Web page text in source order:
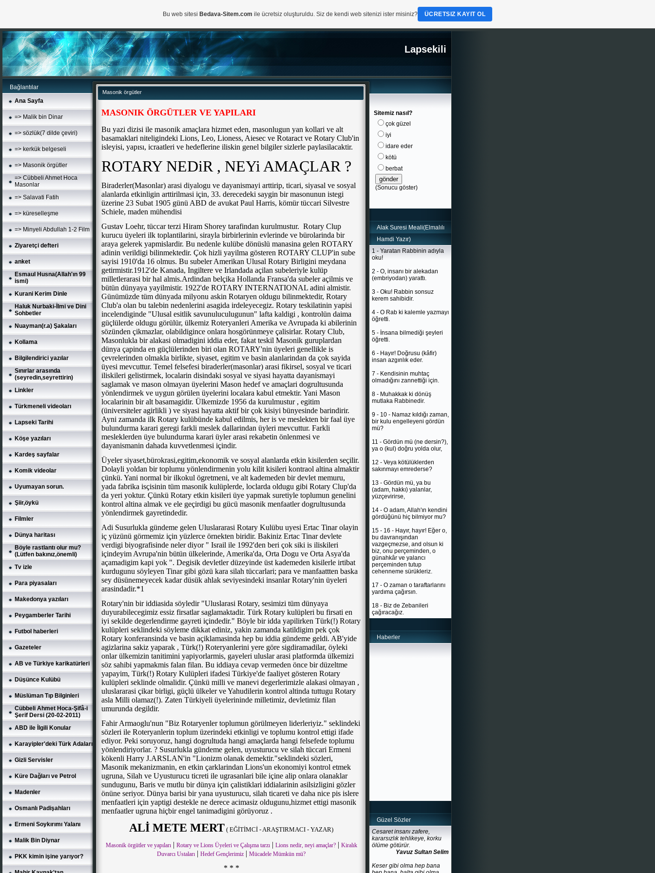
Lapsekili
Bağlantılar
Ana Sayfa
=> Malik bin Dinar
=> sözlük(7 dilde çeviri)
=> kerkük belgeseli
=> Masonik örgütler
=> Cübbeli Ahmet Hoca
Masonlar
=> Salavati Fatih
=> küreselleşme
=> Minyeli Abdullah 1-2 Film
Ziyaretçi defteri
anket
Esmaul Husna(Allah'ın 99
ismi)
Kurani Kerim Dinle
Haluk Nurbaki-İlmi ve Dini
Sohbetler
Nuayman(r.a) Şakaları
Kollama
Bilgilendirici yazılar
Sınırlar arasında
(seyredin,seyrettirin)
Linkler
Türkmeneli videoları
Lapseki Tarihi
Köşe yazıları
Kardeş sayfalar
Komik videolar
Uyumayan sorun.
Şiir,öykü
Filmler
Dünya haritası
Böyle rastlantı olur mu?
(Lütfen bakınız,önemli)
Tv izle
Para piyasaları
Makedonya yazıları
Peygamberler Tarihi
Futbol haberleri
Gazeteler
AB ve Türkiye karikatürleri
Düşünce Kulübü
Müslüman Tıp Bilginleri
Cübbeli Ahmet Hoca-Şifâ-i
Şerif Dersi (20-02-2011)
ABD ile İlgili Konular
Karayipler'deki Türk Adaları
Gizli Servisler
Küre Dağları ve Petrol
Madenler
Osmanlı Padişahları
Ermeni Soykırımı Yalanı
Malik Bin Diynar
PKK kimin işine yarıyor?
Masonik örgütler
MASONIK ÖRGÜTLER VE YAPILARI
Bu yazi dizisi ile masonik amaçlara hizmet eden, masonlugun yan kollari ve alt
basamaklari niteligindeki Lions, Leo, Lioness, Aiesec ve Rotaract ve Rotary Club'in
isleyisi, yapısı, icraatleri ve hedeflerine iliskin genel bilgiler sizlerle paylasilacaktir.
ROTARY NEDiR , NEYi AMAÇLAR ?
Biraderler(Masonlar) arasi diyalogu ve dayanismayi arttirip, ticari, siyasal ve sosyal
alanlarda etkinligin arttirilmasi için, 33. derecedeki saygin bir masonunun istegi
üzerine 23 Subat 1905 günü ABD de avukat Paul Harris, kömür tüccari Silvestre
Schiele, maden mühendisi
Gustav Loehr, tüccar terzi Hiram Shorey tarafindan kurulmustur. Rotary Clup
kurucu üyeleri ilk toplantilarini, sirayla birbirlerinin evlerinde ve bürolarinda bir
araya gelerek yapmislardir. Bu nedenle kulübe dönüslü manasina gelen ROTARY
adinin verildigi bilinmektedir. Çok hizli yayilma gösteren ROTARY CLUP'in sube
sayisi 1910'da 16 olmus. Bu subeler Amerikan Ulusal Rotary Birligini meydana
getirmistir.1912'de Kanada, Ingiltere ve Irlandada açilan subeleriyle kulüp
milletlerarasi bir hal almis.Ardindan belçika Hollanda Fransa'da subeler açilmis ve
bütün dünyaya yayilmistir. 1922'de ROTARY INTERNATIONAL adini almistir.
Günümüzde tüm dünyada milyonu askin Rotaryen oldugu bilinmektedir, Rotary
Club'a olan bu talebin nedenlerini asagida irdeleyecegiz. Rotary teskilatinin yapisi
incelendiginde "Ulusal esitlik savunuluculugunun" lafta kaldigi , kontrolün daima
güçlülerde oldugu görülür, ülkemiz Roteryanleri Amerika ve Avrupada ki abilerinin
sözünden çikmazlar, olabildigince onlara hosgörünmeye çalisirlar. Rotary Club,
Masonlukla bir alakasi olmadigini iddia eder, fakat teskil Masonik guruplardan
dünya çapinda en güçlülerinden biri olan ROTARY'nin üyeleri genellikle is
çevrelerinden olmakla birlikte, siyaset, egitim ve basin alanlarindan da çok sayida
üyesi mevcuttur. Temel felsefesi biraderler(masonlar) arasi fikirsel, sosyal ve ticari
iliskileri gelistirmek, localarin disindaki sosyal ve siyasi hayatta dayanismayi
saglamak ve mason olmayan üyelerini Mason hedef ve amaçlari dogrultusunda
yönlendirmek ve uygun görülen üyelerini localara kabul etmektir. Yani Mason
localarinin bir alt basamagidir. Ülkemizde 1956 da kurulmustur , egitim
(üniversiteler agirlikli ) ve siyasi hayatta aktif bir çok kisiyi bünyesinde barindirir.
Ayni zamanda ilk Rotary kulübünde kabul edilmis, her is ve meslekten bir faal üye
bulundurma karari geregi farkli meslek dallarindan üyleri mevcuttur. Farkli
mesleklerden üye bulundurma karari üyler arasi rekabetin önlenmesi ve
dayanismanin dahada kuvvetlenmesi içindir.
Üyeler siyaset,bürokrasi,egitim,ekonomik ve sosyal alanlarda etkin kisilerden seçilir.
Dolayli yoldan bir toplumu yönlendirmenin yolu kilit kisileri kontraol altina almaktir
çünkü. Yani normal bir ilkokul ögretmeni, ve alt kademeden bir devlet memuru,
yada fabrika isçisinin tüm masonik kulüplerde, loclarda oldugu gibi Rotary Clup'da
da yeri yoktur. Çünkü Rotary etkin kisileri üye yapmak suretiyle toplumun genelini
kontrol altina almak ve ele geçirdigi bu gücü masonik menfaatler dogrultusunda
yönlendirmek gayretindedir.
Adi Susurlukla gündeme gelen Uluslararasi Rotary Kulübu uyesi Ertac Tinar olayin
iç yüzünü görmemiz için yüzlerce örnekten biridir. Bakiniz Ertac Tinar devlete
verdigi biyografisinde neler diyor " Israil ile 1992'den beri çok siki is iliskileri
içindeyim Avrupa'nin bütün ülkelerinde, Amerika'da, Orta Dogu ve Orta Asya'da
açamadigim kapi yok ". Degisik devletler düzeyinde üst kademeden kisilerle irtibat
kurdugunu söyleyen Tinar gibi gözü kara silah tüccarlari; para ve manfaattten baska
sey düsünemeyecek kadar düsük ahlak seviyesindeki insanlar Rotary'nin üyeleri
arasindadir.*1
Rotary'nin bir iddiasida söyledir "Uluslarasi Rotary, sesimizi tüm dünyaya
duyurabilecegimiz essiz firsatlar saglamaktadir. Türk Rotary kulüpleri bu firsati en
iyi sekilde degerlendirme gayreti içindedir." Böyle bir idda yapilirken Türk(!) Rotary
kulüpleri seklindeki söyleme dikkat ediniz, yakin zamanda katildigim pek çok
Rotary konferansinda ve basin açiklamasinda hep bu iddia gündeme geldi. AB'yide
agizlarina sakiz yaparak , Türk(!) Roteryanlerini yere göre sigdiramadilar, öyleki
onlar ülkemizin tanitimini yapiyorlarmis, gayeleri uluslar arasi platformda ülkemizi
söz sahibi yapmakmis falan filan. Bu iddiaya cevap vermeden önce bir düzeltme
yapayim, Türk(!) Rotary Kulüpleri ifadesi Türkiye'de faaliyet gösteren Rotary
kulüpleri seklinde olmalidir. Çünkü milli ve manevi degerlerimizle alakasi olmayan ,
uluslararasi çikar birligi, güçlü ülkeler ve Yahudilerin kontrol altinda tuttugu Rotary
asla Milli olamaz(!). Zaten Türkiyeli üyelerininde milletimiz, devletimiz filan
umurunda degildir.
Fahir Armaoglu'nun "Biz Rotaryenler toplumun görülmeyen liderleriyiz." seklindeki
sözleri ile Roteryanlerin toplum üzerindeki etkinligi ve toplumu kontrol ettigi ifade
ediyor. Peki soruyoruz, hangi dogrultuda hangi amaçlarda hangi felsefede toplumu
yönlendiriyorlar. ? Susurlukla gündeme gelen, uyusturucu ve silah tüccari Ermeni
kökenli Harry J.ARSLAN'in "Lionizm olanak demektir."seklindeki sözleri,
Masonik mekanizmanin, en etkin çarklarindan Lions'un ekonomiyi kontrol etmek
ugruna, Silah ve Uyusturucu ticreti ile ugrasanlari bile içine alip onlara olanaklar
sundugunu, Baris ve mutlu bir dünya için çalistiklari iddialarinin asilsizligini gözler
önüne seriyor. Dünya barisi bir yana uyusturucu, silah ticareti ve daha nice pis islere
menfaatleri için yaptigi destekle ne derece acimasiz oldugunu,hizmet ettigi masonik
menfaatler ugruna hiçbir engel tanimadigini görüyoruz .
ALİ METE MERT ( EĞİTİMCİ - ARAŞTIRMACI - YAZAR)
Masonik örgütler ve yapıları| Rotary ve Lions Üyeleri ve Çalışma tarzı| Lions nedir, neyi amaçlar?| Kiralık
Duvarcı Ustaları | Hedef Gençlerimiz | Mücadele Mümkün mü?
* * *
Sitemiz nasıl?
çok güzel
iyi
idare eder
kötü
berbat
(Sonucu göster)
Alak Suresi Meali(Elmalılı
Hamdi Yazır)
1 - Yaratan Rabbinin adıyla
oku!
2 - O, insanı bir alekadan
(embriyodan) yarattı.
3 - Oku! Rabbin sonsuz
kerem sahibidir.
4 - O Rab ki kalemle yazmayı
öğretti.
5 - İnsana bilmediği şeyleri
öğretti.
6 - Hayır! Doğrusu (kâfir)
insan azgınlık eder.
7 - Kendisinin muhtaç
olmadığını zannettiği için.
8 - Muhakkak ki dönüş
mutlaka Rabbinedir.
9 - 10 - Namaz kıldığı zaman,
bir kulu engelleyeni gördün
mü?
11 - Gördün mü (ne dersin?),
ya o (kul) doğru yolda olur,
12 - Veya kötülüklerden
sakınmayı emrederse?
13 - Gördün mü, ya bu
(adam, hakkı) yalanlar,
yüzçevirirse,
14 - O adam, Allah'ın kendini
gördüğünü hiç bilmiyor mu?
15 - 16 - Hayır, hayır! Eğer o,
bu davranışından
vazgeçmezse, and olsun ki
biz, onu perçeminden, o
günahkâr ve yalancı
perçeminden tutup
cehenneme sürükleriz.
17 - O zaman o taraftarlarını
yardıma çağırsın.
18 - Biz de Zebanileri
çağıracağız.
Haberler
Güzel Sözler
Cesaret insanı zafere,
kararsızlık tehlikeye, korku
ölüme götürür.
Yavuz Sultan Selim
Keser gibi olma hep bana
Bu web sitesi Bedava-Sitem.com ile ücretsiz oluşturuldu. Siz de kendi web sitenizi ister misiniz? ÜCRETSIZ KAYIT OL